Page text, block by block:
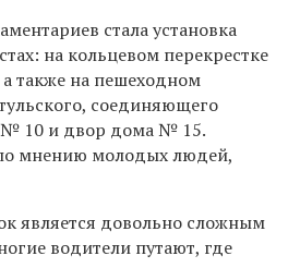
стала установка
на кольцевом перекрестке
также на пешеходном
соединяющего
10 и двор дома № 15.
мнению молодых людей,
является довольно сложным
водители путают, где